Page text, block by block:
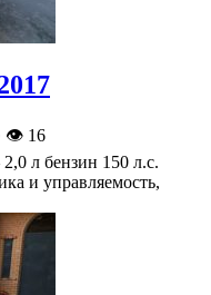
👁 16
л бензин 150 л.с.
и управляемость,